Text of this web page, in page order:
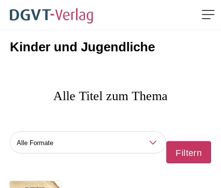
ZUM HAUPTINHALT SPRINGEN
ZUR SUCHE SPRINGEN
Kinder und Jugendliche
Alle Titel zum Thema
Filtern